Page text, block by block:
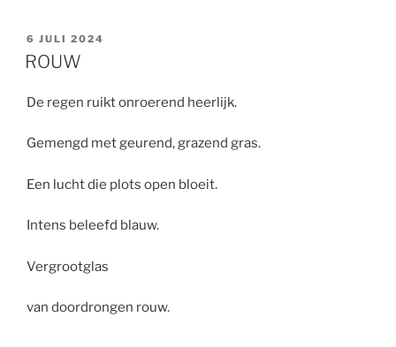
GEPLAATST
OP
6 JULI 2024
ROUW
De regen ruikt onroerend heerlijk.
Gemengd met geurend, grazend gras.
Een lucht die plots open bloeit.
Intens beleefd blauw.
Vergrootglas
van doordrongen rouw.